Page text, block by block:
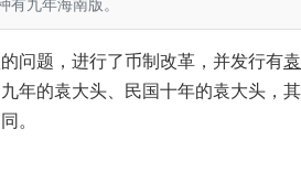
九年海南版。
问题，进行了币制改革，并发行有
年的袁大头、民国十年的袁大头，
。